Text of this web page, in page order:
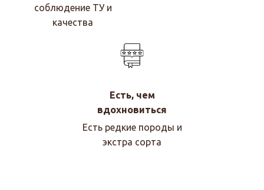
соблюдение ТУ и
качества
Есть, чем
вдохновиться
Есть редкие породы и
экстра сорта